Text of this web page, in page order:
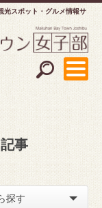
光スポット・グルメ情報サ
事
探す